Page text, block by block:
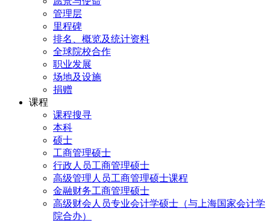
管理层
里程碑
排名、概览及统计资料
全球院校合作
职业发展
场地及设施
捐赠
课程
课程搜寻
本科
硕士
工商管理硕士
行政人员工商管理硕士
高级管理人员工商管理硕士课程
金融财务工商管理硕士
高级财会人员专业会计学硕士（与上海国家会计学
院合办）